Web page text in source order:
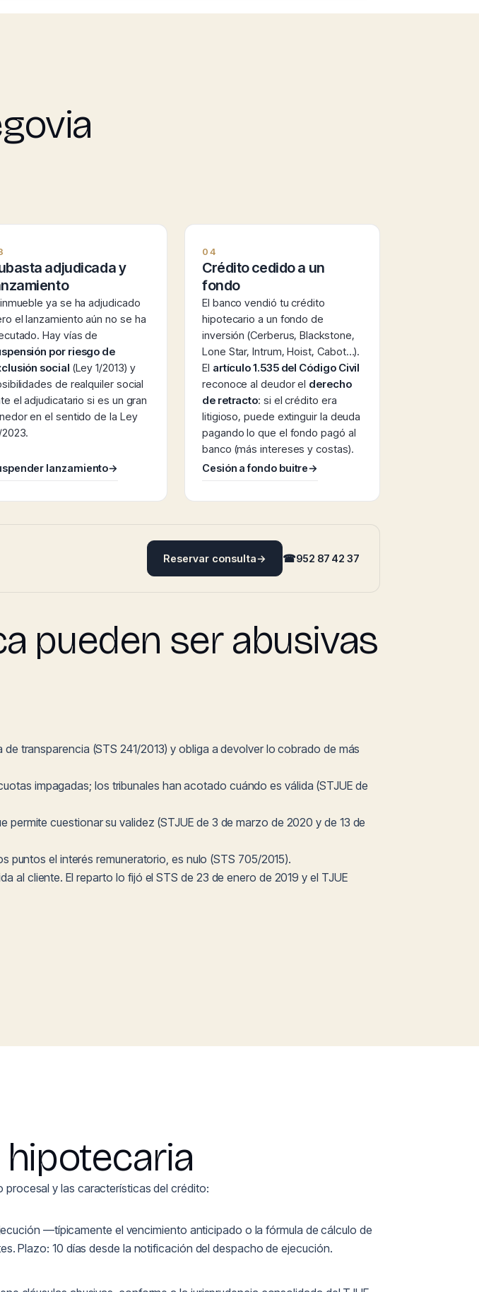
adjudicada y
ya se ha adjudicado
el lanzamiento aún no se ha
Hay vías de
por riesgo de
social (Ley 1/2013) y
de realquiler social
el adjudicatario si es un gran
en el sentido de la Ley
2023.
lanzamiento→
04
Crédito cedido a un
fondo
El banco vendió tu crédito
hipotecario a un fondo de
inversión (Cerberus, Blackstone,
Lone Star, Intrum, Hoist, Cabot…).
El artículo 1.535 del Código Civil
reconoce al deudor el derecho
de retracto: si el crédito era
litigioso, puede extinguir la deuda
pagando lo que el fondo pagó al
banco (más intereses y costas).
Cesión a fondo buitre→
Reservar consulta→ ☎952 87 42 37
pueden ser abusivas
transparencia (STS 241/2013) y obliga a devolver lo cobrado de más
impagadas; los tribunales han acotado cuándo es válida (STJUE de
cuestionar su validez (STJUE de 3 de marzo de 2020 y de 13 de
puntos el interés remuneratorio, es nulo (STS 705/2015).
al cliente. El reparto lo fijó el STS de 23 de enero de 2019 y el TJUE
y las características del crédito:
—típicamente el vencimiento anticipado o la fórmula de cálculo de
Plazo: 10 días desde la notificación del despacho de ejecución.